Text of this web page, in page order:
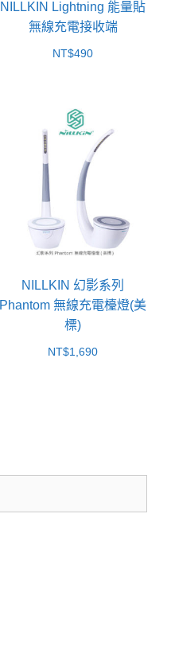
NILLKIN Lightning 能量貼
無線充電接收端
NT$490
NILLKIN 幻影系列
Phantom 無線充電檯燈(美
標)
NT$1,690